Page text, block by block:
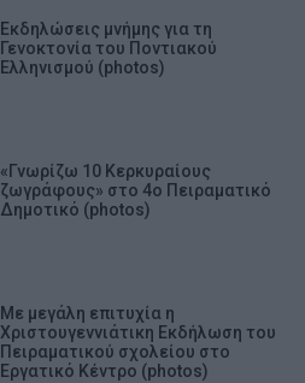
Εκδηλώσεις μνήμης για τη
Γενοκτονία του Ποντιακού
Ελληνισμού (photos)
«Γνωρίζω 10 Κερκυραίους
ζωγράφους» στο 4ο Πειραματικό
Δημοτικό (photos)
Με μεγάλη επιτυχία η
Χριστουγεννιάτικη Εκδήλωση του
Πειραματικού σχολείου στο
Εργατικό Κέντρο (photos)